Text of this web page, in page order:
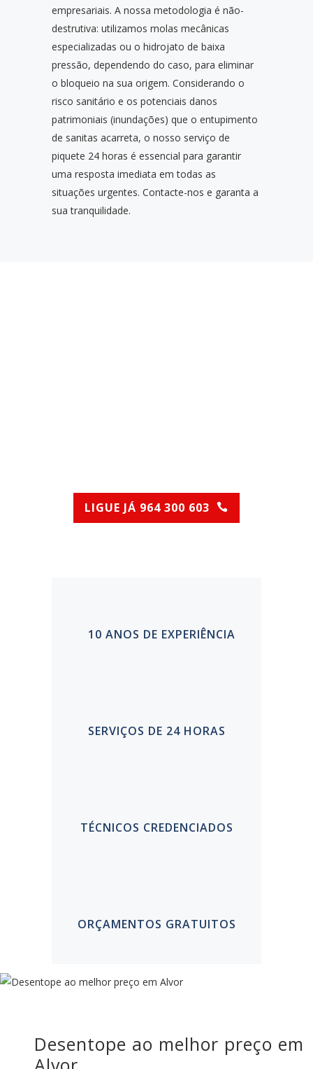
empresariais. A nossa metodologia é não-
destrutiva: utilizamos molas mecânicas
especializadas ou o hidrojato de baixa
pressão, dependendo do caso, para eliminar
o bloqueio na sua origem. Considerando o
risco sanitário e os potenciais danos
patrimoniais (inundações) que o entupimento
de sanitas acarreta, o nosso serviço de
piquete 24 horas é essencial para garantir
uma resposta imediata em todas as
situações urgentes. Contacte-nos e garanta a
sua tranquilidade.
LIGUE JÁ 964 300 603
10 ANOS DE EXPERIÊNCIA
SERVIÇOS DE 24 HORAS
TÉCNICOS CREDENCIADOS
ORÇAMENTOS GRATUITOS
Desentope ao melhor preço em